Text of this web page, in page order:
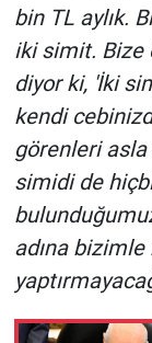
bin TL aylık.
iki simit. Bize
diyor ki, 'İki
kendi
görenleri
simidi de
adına